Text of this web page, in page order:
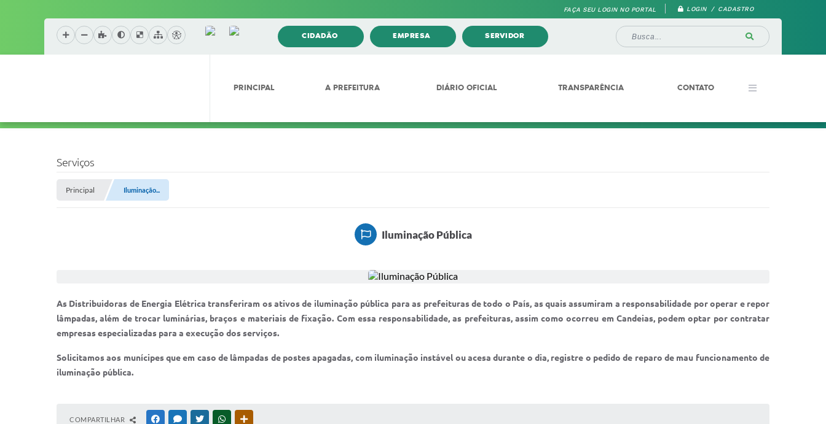
FAÇA SEU LOGIN NO PORTAL LOGIN / CADASTRO
CIDADÃO EMPRESA SERVIDOR
PRINCIPAL A PREFEITURA DIÁRIO OFICIAL TRANSPARÊNCIA CONTATO
Serviços
Principal Iluminação...
Iluminação Pública
As Distribuidoras de Energia Elétrica transferiram os ativos de iluminação pública para as prefeituras de todo o País, as quais assumiram a responsabilidade por operar e repor
lâmpadas, além de trocar luminárias, braços e materiais de fixação. Com essa responsabilidade, as prefeituras, assim como ocorreu em Candeias, podem optar por contratar
empresas especializadas para a execução dos serviços.
Solicitamos aos munícipes que em caso de lâmpadas de postes apagadas, com iluminação instável ou acesa durante o dia, registre o pedido de reparo de mau funcionamento de
iluminação pública.
COMPARTILHAR FACEBOOKMESSENGER
TWITTERWHATSAPP